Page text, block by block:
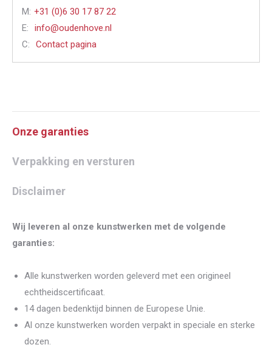
M: +31 (0)6 30 17 87 22
E:
info@oudenhove.nl
C:
Contact pagina
Onze garanties
Verpakking en versturen
Disclaimer
Wij leveren al onze kunstwerken met de volgende
garanties:
Alle kunstwerken worden geleverd met een origineel
echtheidscertificaat.
14 dagen bedenktijd binnen de Europese Unie.
Al onze kunstwerken worden verpakt in speciale en sterke
dozen.